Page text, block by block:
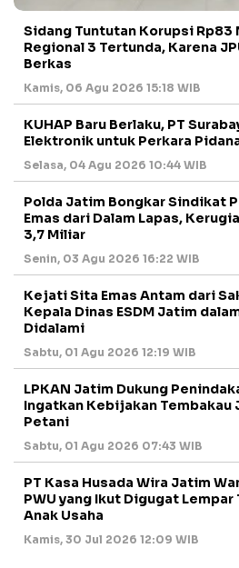
Sidang Tuntutan Korupsi Rp83
Regional 3 Tertunda, Karena
Berkas
Kamis, 06 Agu 2026 15:18 WIB
KUHAP Baru Berlaku, PT
Elektronik untuk Perkara
Selasa, 04 Agu 2026 10:44 WIB
Polda Jatim Bongkar Sindikat
Emas dari Dalam Lapas,
3,7 Miliar
Senin, 03 Agu 2026 16:22 WIB
Kejati Sita Emas Antam dari
Kepala Dinas ESDM Jatim
Didalami
Sabtu, 01 Agu 2026 12:19 WIB
LPKAN Jatim Dukung
Ingatkan Kebijakan Tembakau
Petani
Sabtu, 01 Agu 2026 07:43 WIB
PT Kasa Husada Wira Jatim
PWU yang Ikut Digugat
Anak Usaha
Kamis, 30 Jul 2026 12:09 WIB